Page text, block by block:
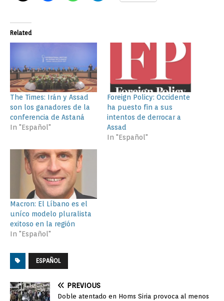
Related
The Times: Irán y Assad
son los ganadores de la
conferencia de Astaná
In "Español"
Foreign Policy: Occidente
ha puesto fin a sus
intentos de derrocar a
Assad
In "Español"
Macron: El Líbano es el
uníco modelo pluralista
exitoso en la región
In "Español"
ESPAÑOL
PREVIOUS
Doble atentado en Homs Siria provoca al menos